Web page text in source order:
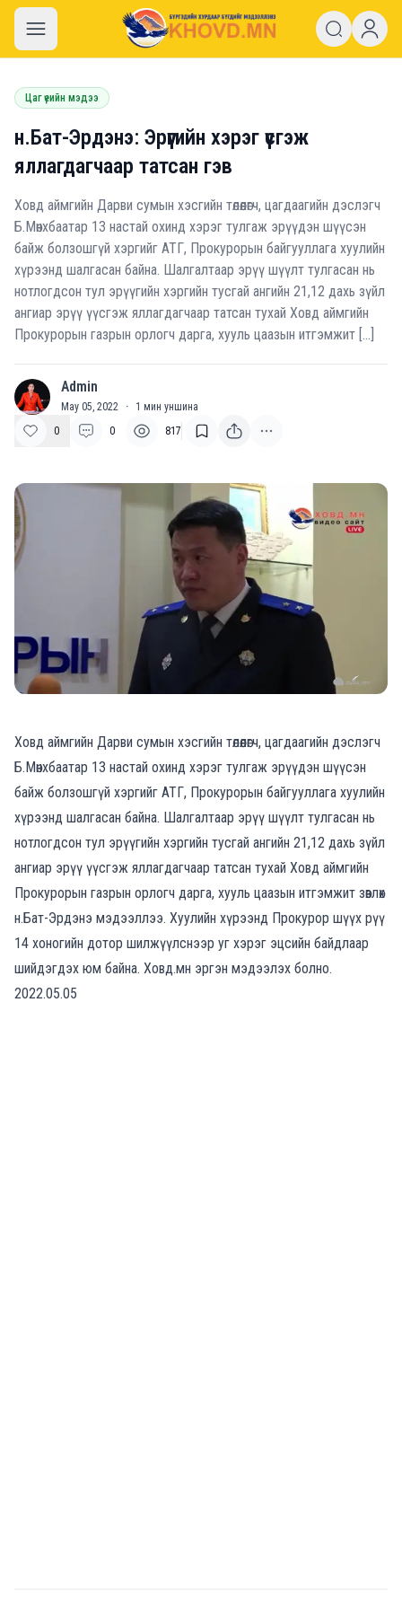
khovd.mn
Цаг үеийн мэдээ
н.Бат-Эрдэнэ: Эрүүгийн хэрэг үүсгэж
яллагдагчаар татсан гэв
Ховд аймгийн Дарви сумын хэсгийн төлөөлөгч, цагдаагийн дэслэгч
Б.Мөнхбаатар 13 настай охинд хэрэг тулгаж эрүүдэн шүүсэн
байж болзошгүй хэргийг АТГ, Прокурорын байгууллага хуулийн
хүрээнд шалгасан байна. Шалгалтаар эрүү шүүлт тулгасан нь
нотлогдсон тул эрүүгийн хэргийн тусгай ангийн 21,12 дахь зүйл
ангиар эрүү үүсгэж яллагдагчаар татсан тухай Ховд аймгийн
Прокурорын газрын орлогч дарга, хууль цаазын итгэмжит […]
A Admin
May 05, 2022 · 1 мин уншина
0
0 817
Ховд аймгийн Дарви сумын хэсгийн төлөөлөгч, цагдаагийн дэслэгч
Б.Мөнхбаатар 13 настай охинд хэрэг тулгаж эрүүдэн шүүсэн
байж болзошгүй хэргийг АТГ, Прокурорын байгууллага хуулийн
хүрээнд шалгасан байна. Шалгалтаар эрүү шүүлт тулгасан нь
нотлогдсон тул эрүүгийн хэргийн тусгай ангийн 21,12 дахь зүйл
ангиар эрүү үүсгэж яллагдагчаар татсан тухай Ховд аймгийн
Прокурорын газрын орлогч дарга, хууль цаазын итгэмжит зөвлөх
н.Бат-Эрдэнэ мэдээллээ. Хуулийн хүрээнд Прокурор шүүх рүү
14 хоногийн дотор шилжүүлснээр уг хэрэг эцсийн байдлаар
шийдэгдэх юм байна. Ховд.мн эргэн мэдээлэх болно.
2022.05.05